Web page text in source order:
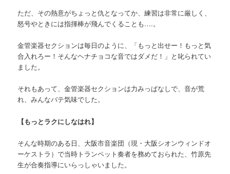
ただ、その熱意がちょっと仇となってか、練習は非常に厳しく、
怒号やときには指揮棒が飛んでくることも….。
金管楽器セクションは毎日のように、「もっと出せー！もっと気
合入れろー！そんなヘナチョコな音ではダメだ！」と叱られてい
ました。
それもあって、金管楽器セクションは力みっぱなしで、音が荒
れ、みんなバテ気味でした。
【もっとラクにしなはれ】
そんな時期のある日、大阪市音楽団（現・大阪シオンウィンドオ
ーケストラ）で当時トランペット奏者を務めておられた、竹原先
生が合奏指導にいらっしゃいました。